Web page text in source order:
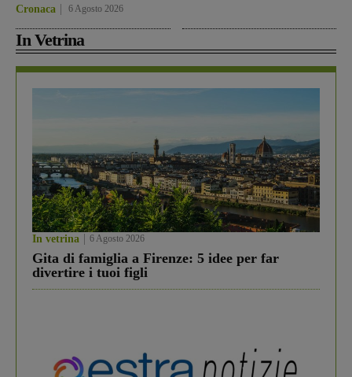
Cronaca 6 Agosto 2026
In Vetrina
In vetrina 6 Agosto 2026
Gita di famiglia a Firenze: 5 idee per far
divertire i tuoi figli